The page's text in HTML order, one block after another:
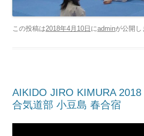
この投稿は2018年4月10日 にadminが公開し
AIKIDO JIRO KIMURA
合気道部 小豆島 春合宿